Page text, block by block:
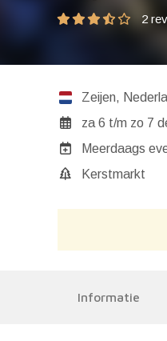
2
Zeijen,
za 6 t/m zo 7
Meerdaags
Kerstmarkt
Informatie